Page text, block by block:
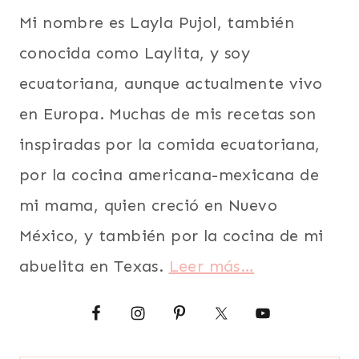
Mi nombre es Layla Pujol, también
conocida como Laylita, y soy
ecuatoriana, aunque actualmente vivo
en Europa. Muchas de mis recetas son
inspiradas por la comida ecuatoriana,
por la cocina americana-mexicana de
mi mama, quien creció en Nuevo
México, y también por la cocina de mi
abuelita en Texas. Leer más…